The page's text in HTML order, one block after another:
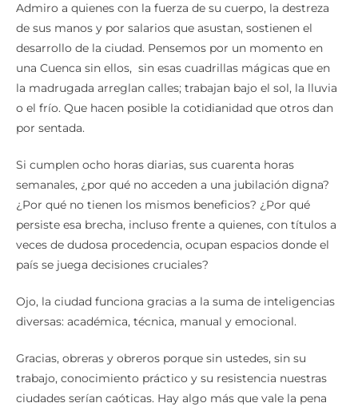
Admiro a quienes con la fuerza de su cuerpo, la destreza
de sus manos y por salarios que asustan, sostienen el
desarrollo de la ciudad. Pensemos por un momento en
una Cuenca sin ellos, sin esas cuadrillas mágicas que en
la madrugada arreglan calles; trabajan bajo el sol, la lluvia
o el frío. Que hacen posible la cotidianidad que otros dan
por sentada.
Si cumplen ocho horas diarias, sus cuarenta horas
semanales, ¿por qué no acceden a una jubilación digna?
¿Por qué no tienen los mismos beneficios? ¿Por qué
persiste esa brecha, incluso frente a quienes, con títulos a
veces de dudosa procedencia, ocupan espacios donde el
país se juega decisiones cruciales?
Ojo, la ciudad funciona gracias a la suma de inteligencias
diversas: académica, técnica, manual y emocional.
Gracias, obreras y obreros porque sin ustedes, sin su
trabajo, conocimiento práctico y su resistencia nuestras
ciudades serían caóticas. Hay algo más que vale la pena